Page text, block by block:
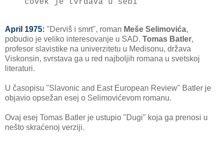
čovek je tvrđava u sebi
April 1975: "Derviš i smrt", roman Meše Selimovića,
pobudio je veliko interesovanje u SAD. Tomas Batler,
profesor slavistike na univerzitetu u Medisonu, država
Viskonsin, svrstava ga u red najboljih romana u svetskoj
literaturi.
U časopisu "Slavonic and East European Review" Batler je
objavio opsežan esej o Selimovićevom romanu.
Ovaj esej Tomas Batler je ustupio "Dugi" koja ga prenosi u
nešto skraćenoj verziji.